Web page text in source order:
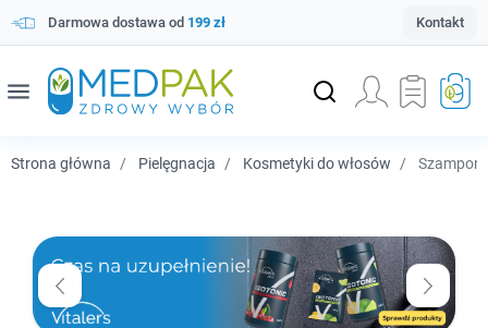
Darmowa dostawa od 199 zł Kontakt
menu
Strona główna Pielęgnacja Kosmetyki do włosów